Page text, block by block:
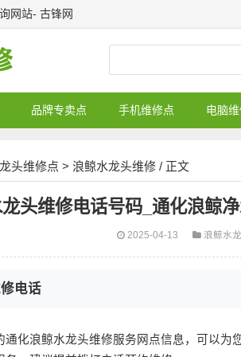
网站- 古锋网
品牌专卖点 手机维修点 电脑
头维修点 > 浪鲸水龙头维修 / 正文
头维修电话号码_通化浪鲸
2025-04-13 浪鲸水
电话
通化浪鲸水龙头维修服务网点信息，可以